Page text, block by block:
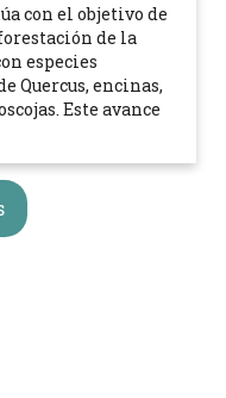
con el objetivo de
de la
especies
Quercus, encinas,
Este avance